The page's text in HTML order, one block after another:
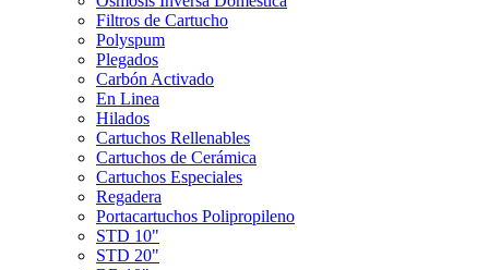
Filtros de Cartucho
Polyspum
Plegados
Carbón Activado
En Linea
Hilados
Cartuchos Rellenables
Cartuchos de Cerámica
Cartuchos Especiales
Regadera
Portacartuchos Polipropileno
STD 10"
STD 20"